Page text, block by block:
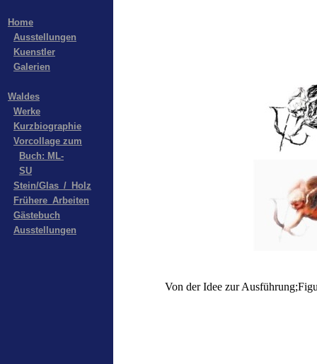
Home
Ausstellungen
Kuenstler
Galerien
Waldes
Werke
Kurzbiographie
Vorcollage zum
Buch: ML-
SU
Stein/Glas_/_Holz
Frühere_Arbeiten
Gästebuch
Ausstellungen
Von der Idee zur